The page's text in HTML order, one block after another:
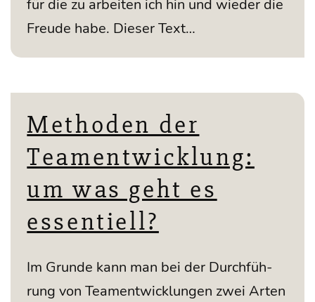
für die zu arbei­ten ich hin und wie­der die
Freu­de habe. Die­ser Text…
Methoden der
Teamentwicklung:
um was geht es
essentiell?
Im Grun­de kann man bei der Durch­füh­
rung von Team­ent­wick­lun­gen zwei Arten